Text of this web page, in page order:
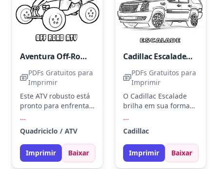
Aventura Off-Road de ATV
PDFs Gratuitos para
Imprimir
Este ATV robusto está
pronto para enfrentar
vermelho vivo, preto e
prata. Você pode
adicionar sombras
para dar um toque
...
Quadriciclo / ATV
Imprimir Baixar
Cadillac Escalade - SUV de Luxo
PDFs Gratuitos para
Imprimir
O Cadillac Escalade
brilha em sua forma
quatro rodas. Tons de
preto, prata e azul
podem realçar suas
linhas elegantes.
...
Cadillac
Imprimir Baixar